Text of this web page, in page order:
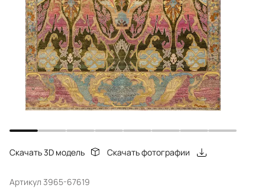
Скачать 3D модель Скачать фотографии
Артикул 3965-67619